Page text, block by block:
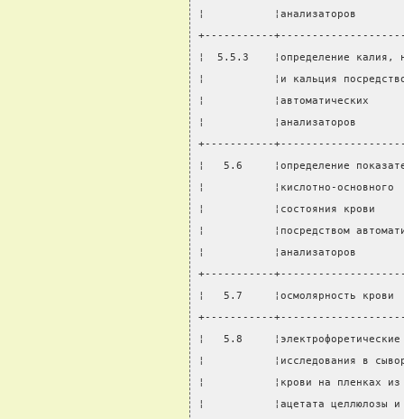
¦           ¦анализаторов
+-----------
¦  5.5.3    ¦определение калия,
¦           ¦и кальция
¦
¦           ¦анализаторов
+-----------
¦   5.6     ¦определение
¦           ¦кислотно-
¦           ¦состояния
¦           ¦посредством
¦           ¦анализаторов
+-----------
¦   5.7     ¦осмолярность крови
+-----------
¦   5.8
¦           ¦исследования в
¦           ¦крови на
¦           ¦ацетата